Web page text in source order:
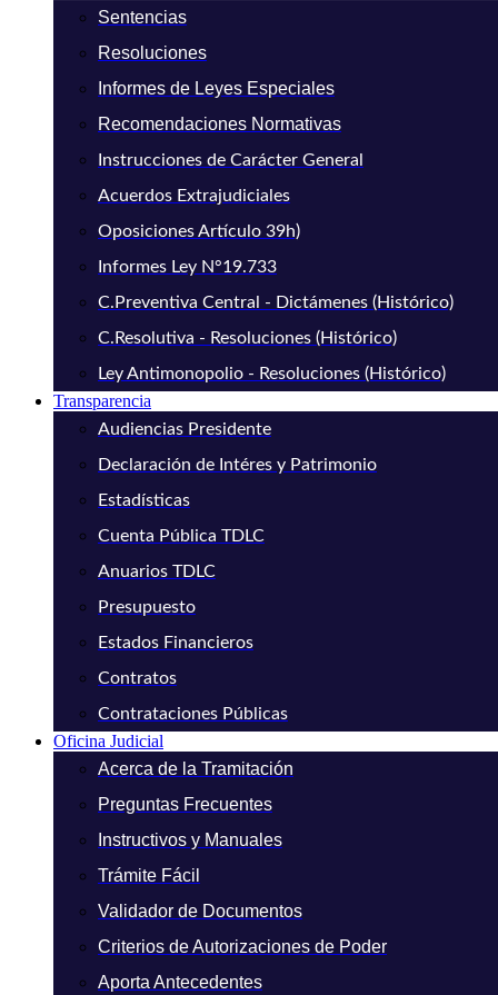
Sentencias
Resoluciones
Informes de Leyes Especiales
Recomendaciones Normativas
Instrucciones de Carácter General
Acuerdos Extrajudiciales
Oposiciones Artículo 39h)
Informes Ley N°19.733
C.Preventiva Central - Dictámenes (Histórico)
C.Resolutiva - Resoluciones (Histórico)
Ley Antimonopolio - Resoluciones (Histórico)
Transparencia
Audiencias Presidente
Declaración de Intéres y Patrimonio
Estadísticas
Cuenta Pública TDLC
Anuarios TDLC
Presupuesto
Estados Financieros
Contratos
Contrataciones Públicas
Oficina Judicial
Acerca de la Tramitación
Preguntas Frecuentes
Instructivos y Manuales
Trámite Fácil
Validador de Documentos
Criterios de Autorizaciones de Poder
Aporta Antecedentes